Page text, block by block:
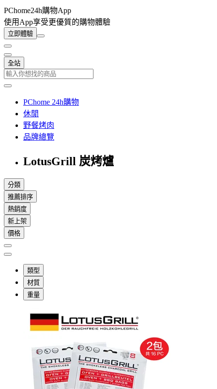
PChome24h購物App
使用App享受更優質的購物體驗
立即體驗
全站
PChome 24h購物
休閒
野餐烤肉
品牌總覽
LotusGrill 炭烤爐
分類
推薦排序
熱銷度
新上架
價格
類型
材質
重量